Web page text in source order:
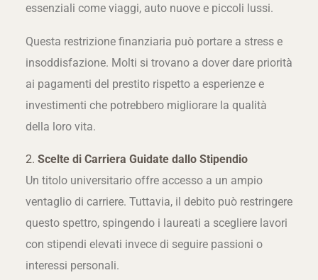
essenziali come viaggi, auto nuove e piccoli lussi.
Questa restrizione finanziaria può portare a stress e
insoddisfazione. Molti si trovano a dover dare priorità
ai pagamenti del prestito rispetto a esperienze e
investimenti che potrebbero migliorare la qualità
della loro vita.
2. Scelte di Carriera Guidate dallo Stipendio
Un titolo universitario offre accesso a un ampio
ventaglio di carriere. Tuttavia, il debito può restringere
questo spettro, spingendo i laureati a scegliere lavori
con stipendi elevati invece di seguire passioni o
interessi personali.